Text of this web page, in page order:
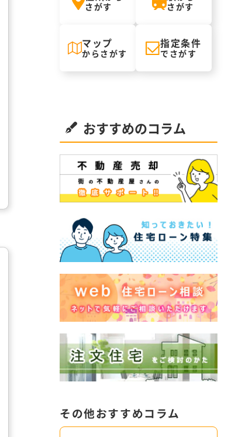
さがす
さがす
マップ
からさがす
指定条件
でさがす
おすすめのコラム
その他おすすめコラム